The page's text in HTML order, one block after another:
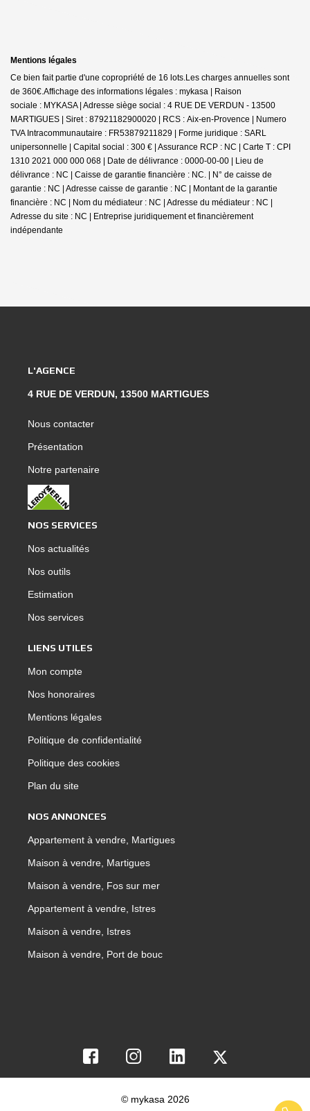
Mentions légales
Ce bien fait partie d'une copropriété de 16 lots.Les charges annuelles sont
de 360€.Affichage des informations légales : mykasa | Raison
sociale : MYKASA | Adresse siège social : 4 RUE DE VERDUN - 13500
MARTIGUES | Siret : 87921182900020 | RCS : Aix-en-Provence | Numero
TVA Intracommunautaire : FR53879211829 | Forme juridique : SARL
unipersonnelle | Capital social : 300 € | Assurance RCP : NC | Carte T : CPI
1310 2021 000 000 068 | Date de délivrance : 0000-00-00 | Lieu de
délivrance : NC | Caisse de garantie financière : NC. | N° de caisse de
garantie : NC | Adresse caisse de garantie : NC | Montant de la garantie
financière : NC | Nom du médiateur : NC | Adresse du médiateur : NC |
Adresse du site : NC | Entreprise juridiquement et financièrement
indépendante
L'AGENCE
4 RUE DE VERDUN, 13500 MARTIGUES
Nous contacter
Présentation
Notre partenaire
NOS SERVICES
Nos actualités
Nos outils
Estimation
Nos services
LIENS UTILES
Mon compte
Nos honoraires
Mentions légales
Politique de confidentialité
Politique des cookies
Plan du site
NOS ANNONCES
Appartement à vendre, Martigues
Maison à vendre, Martigues
Maison à vendre, Fos sur mer
Appartement à vendre, Istres
Maison à vendre, Istres
Maison à vendre, Port de bouc
© mykasa 2026